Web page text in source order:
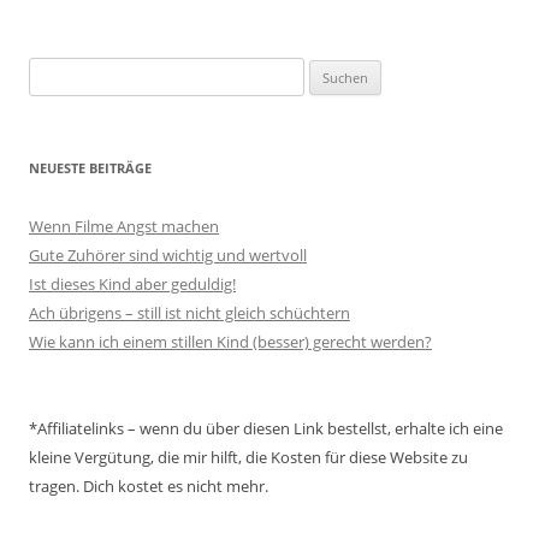
nach:
NEUESTE BEITRÄGE
Wenn Filme Angst machen
Gute Zuhörer sind wichtig und wertvoll
Ist dieses Kind aber geduldig!
Ach übrigens – still ist nicht gleich schüchtern
Wie kann ich einem stillen Kind (besser) gerecht werden?
*Affiliatelinks – wenn du über diesen Link bestellst, erhalte ich eine
kleine Vergütung, die mir hilft, die Kosten für diese Website zu
tragen. Dich kostet es nicht mehr.